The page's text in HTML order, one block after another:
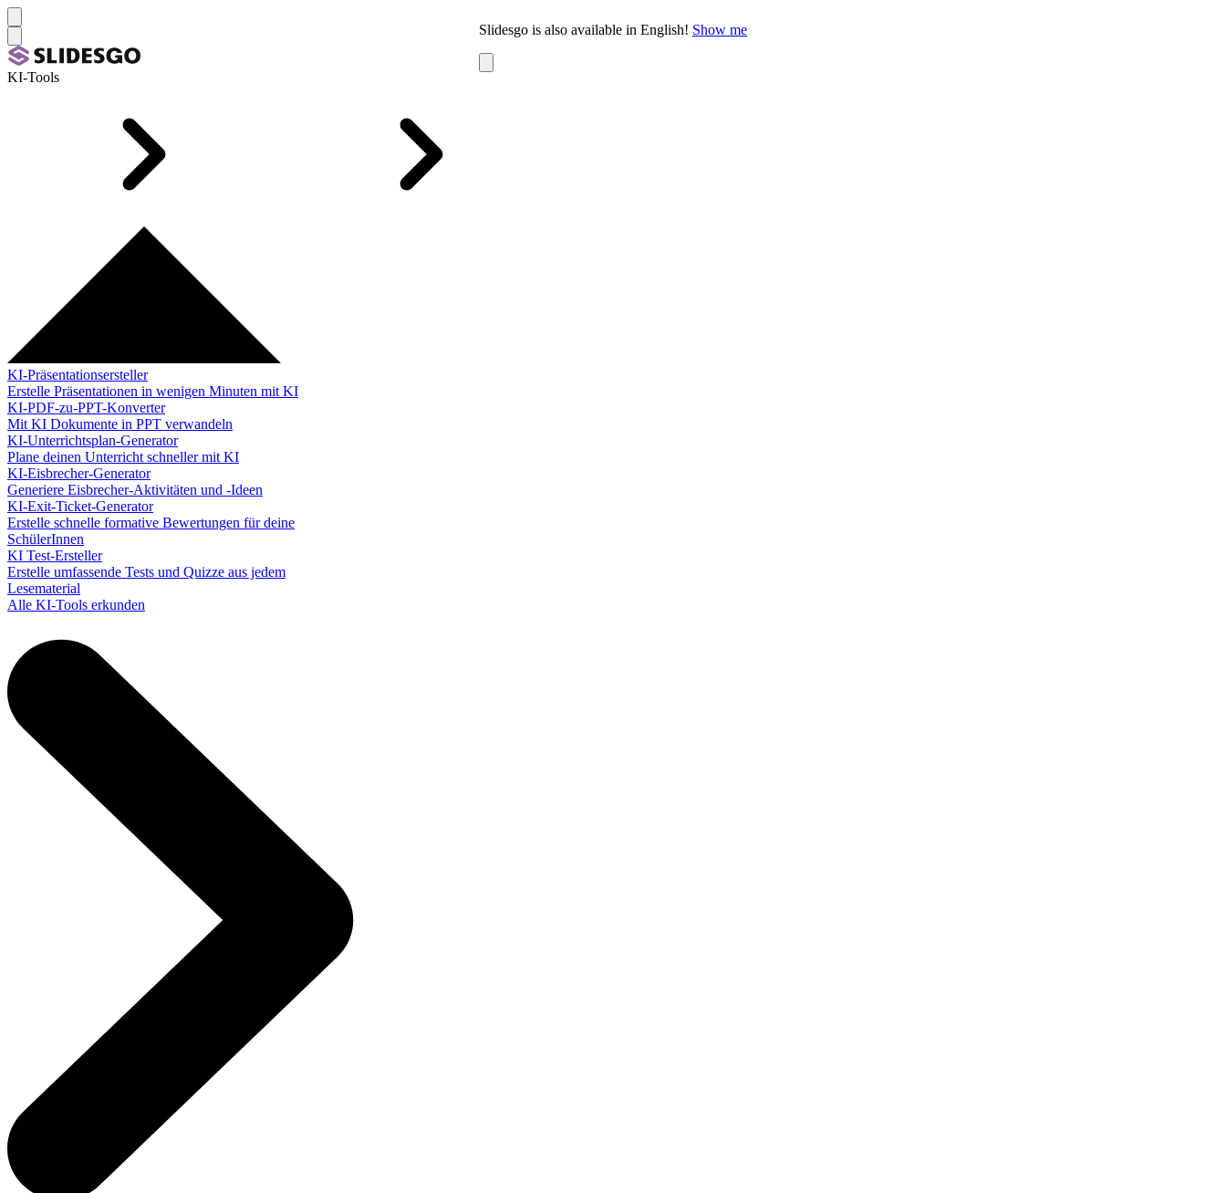
Slidesgo is also available in English! Show me
KI-Tools
KI-Präsentationsersteller
Erstelle Präsentationen in wenigen Minuten mit KI
KI-PDF-zu-PPT-Konverter
Mit KI Dokumente in PPT verwandeln
KI-Unterrichtsplan-Generator
Plane deinen Unterricht schneller mit KI
KI-Eisbrecher-Generator
Generiere Eisbrecher-Aktivitäten und -Ideen
KI-Exit-Ticket-Generator
Erstelle schnelle formative Bewertungen für deine
SchülerInnen
KI Test-Ersteller
Erstelle umfassende Tests und Quizze aus jedem
Lesematerial
Alle KI-Tools erkunden